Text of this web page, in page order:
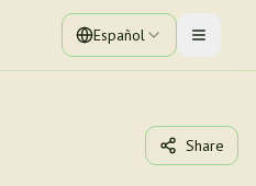
Español Toggle
Share